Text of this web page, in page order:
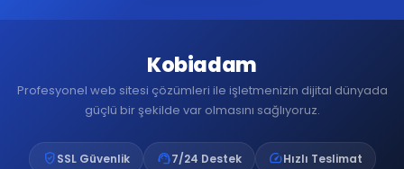
Kobiadam
Profesyonel web sitesi çözümleri ile işletmenizin dijital dünyada
güçlü bir şekilde var olmasını sağlıyoruz.
verified_userSSL Güvenlik support_agent7/24 Destek speedHızlı Teslimat